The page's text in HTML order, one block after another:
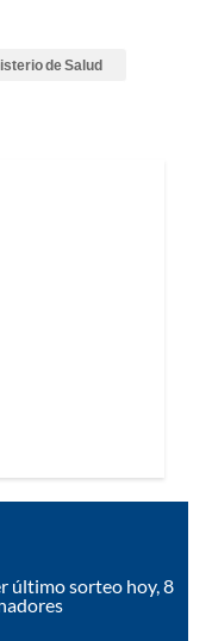
de Salud
último sorteo hoy, 8